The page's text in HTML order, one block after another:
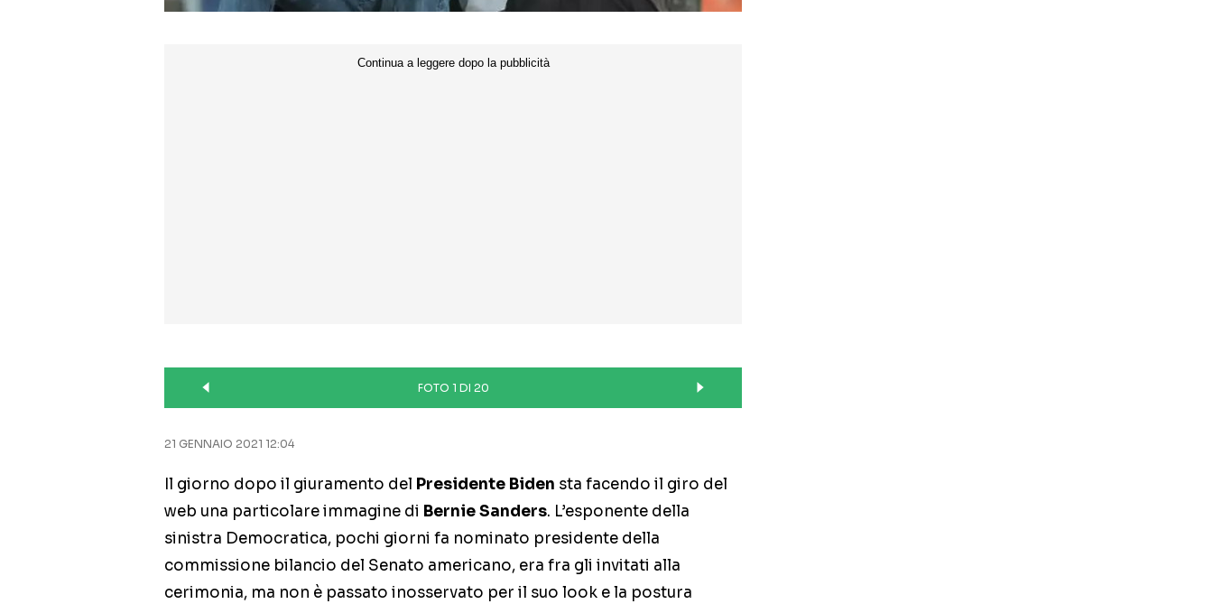
FOTO 1 DI 20
21 GENNAIO 2021 12:04
Il giorno dopo il giuramento del Presidente Biden sta facendo il giro del
web una particolare immagine di Bernie Sanders. L’esponente della
sinistra Democratica, pochi giorni fa nominato presidente della
commissione bilancio del Senato americano, era fra gli invitati alla
cerimonia, ma non è passato inosservato per il suo look e la postura